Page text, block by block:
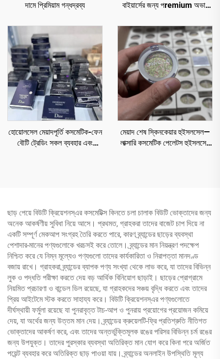
দামে প্রিমিয়াম গন্ধদ্রব্য
বাইয়ার্সের জন্য পremium অভাব
হোয়োলসেল মেয়াদপূর্তি কসমেটিক-ফেন
বৌটি ট্রেডিং সকল ব্যবহার এবং
মেয়াদ শেষ স্কিনকেয়ার হুইসলসেল—
লাক্সারি কসমেটিক পেলেটস হুইসলসেল
ছাড় পেয়ে বিউটি ক্রিয়েশনস্‌এর কসমেটিক্স কিনতে চলা চালাক বিউটি ভোক্তাদের জন্য
অনেক আকর্ষণীয় সুবিধা নিয়ে আসে। প্রথমত, গ্রাহকরা তাদের বাজেট চাপ দিয়ে না
একটি সম্পূর্ণ মেকআপ সংগ্রহ তৈরি করতে পারে, কারণ ব্র্যান্ডের ছাড়ের ব্যবস্থা
পেশাদার-মানের পণ্যগুলোকে খরচসই করে তোলে। ব্র্যান্ডের মান নিয়ন্ত্রণ পদক্ষেপ
নিশ্চিত করে যে নিম্ন মূল্যেও পণ্যগুলো তাদের কার্যকারিতা ও নিরাপত্তা মানদণ্ড
বজায় রাখে। গ্রাহকরা ব্র্যান্ডের ব্যাপক পণ্য সংখ্যা থেকে লাভ করে, যা তাদের বিভিন্ন
লুক ও পদ্ধতি পরীক্ষা করতে দেয় বড় আর্থিক বিনিয়োগ ছাড়াই। ছাড়ের প্রোগ্রামে
নিয়মিত প্রচারণা ও বান্ডেল ডিল রয়েছে, যা গ্রাহকদের সঞ্চয় বৃদ্ধি করতে এবং তাদের
প্রিয় আইটেমে স্টক করতে সাহায্য করে। বিউটি ক্রিয়েশনস্‌এর পণ্যগুলোতে
দীর্ঘস্থায়ী ফর্মুলা রয়েছে যা পুনরাবৃত্ত টাচ-আপ ও পুনরায় প্রয়োগের প্রয়োজন কমিয়ে
দেয়, যা অর্থের জন্য উত্তম মান দেয়। ব্র্যান্ডের ক্রুয়েলটি-ফ্রি প্রতিশ্রুতি নীতিগত
ভোক্তাদের আকর্ষণ করে, এবং তাদের অন্তর্ভুক্তিমূলক রঙের পরিসর বিভিন্ন চর্ম রঙের
জন্য উপযুক্ত। তাদের পুরস্কার ব্যবস্থা অতিরিক্ত মান যোগ করে কিনা পরে অর্জিত
পয়েন্ট ব্যবহার করে অতিরিক্ত ছাড় পাওয়া যায়। ব্র্যান্ডের অনলাইন উপস্থিতি মূল্য